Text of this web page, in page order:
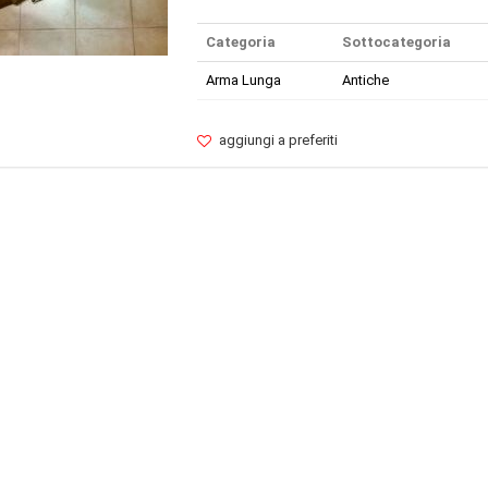
Categoria Sottocategoria
Arma Lunga Antiche
aggiungi a preferiti